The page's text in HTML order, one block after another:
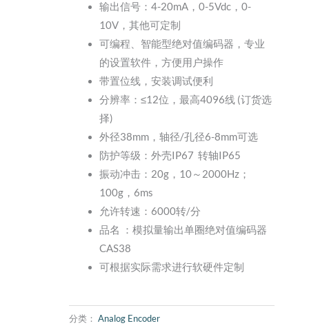
输出信号：4-20mA，0-5Vdc，0-
10V，其他可定制
可编程、智能型绝对值编码器，专业
的设置软件，方便用户操作
带置位线，安装调试便利
分辨率：≤12位，最高4096线 (订货选
择)
外径38mm，轴径/孔径6-8mm可选
防护等级：外壳IP67 转轴IP65
振动冲击：20g，10～2000Hz；
100g，6ms
允许转速：6000转/分
品名 ：模拟量输出单圈绝对值编码器
CAS38
可根据实际需求进行软硬件定制
分类： Analog Encoder